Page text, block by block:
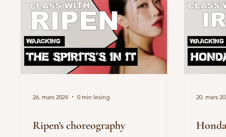
26. mars 2024 0 min lesing
Ripen's choreography
20. mars
Honda